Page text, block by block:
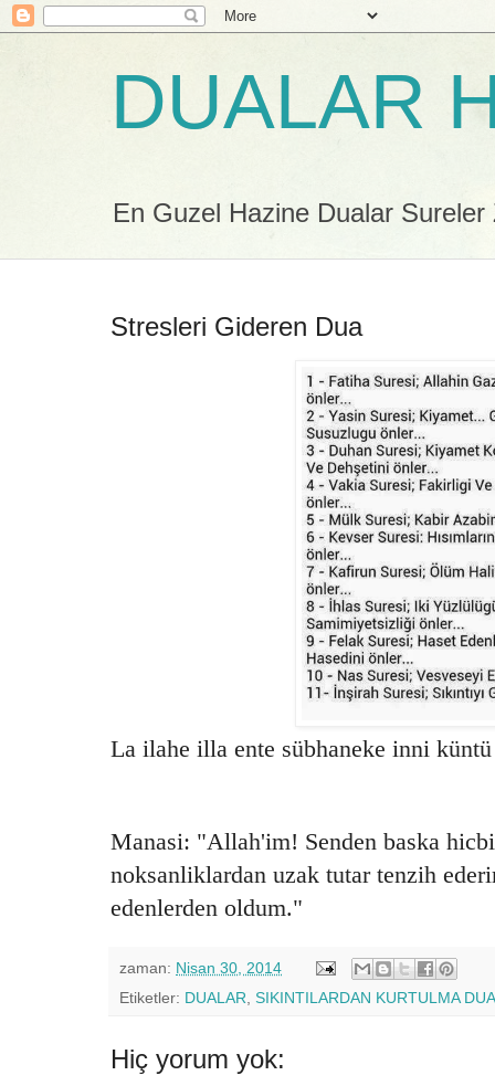
DUALAR
En Guzel Hazine Dualar
Stresleri Gideren Dua
La ilahe illa ente sübhaneke inni
Manasi: "Allah'im! Senden baska
noksanliklardan uzak tutar tenzih
edenlerden oldum."
zaman: Nisan 30, 2014
Etiketler: DUALAR SIKINTILARDAN KURTULMA
Hiç yorum yok: